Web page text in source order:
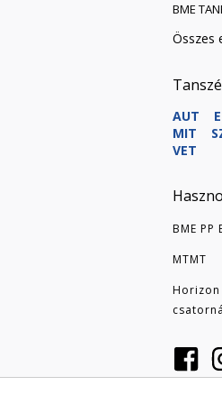
BME
Összes
AUT
MIT
VET
BME PP
MTMT
Horizon